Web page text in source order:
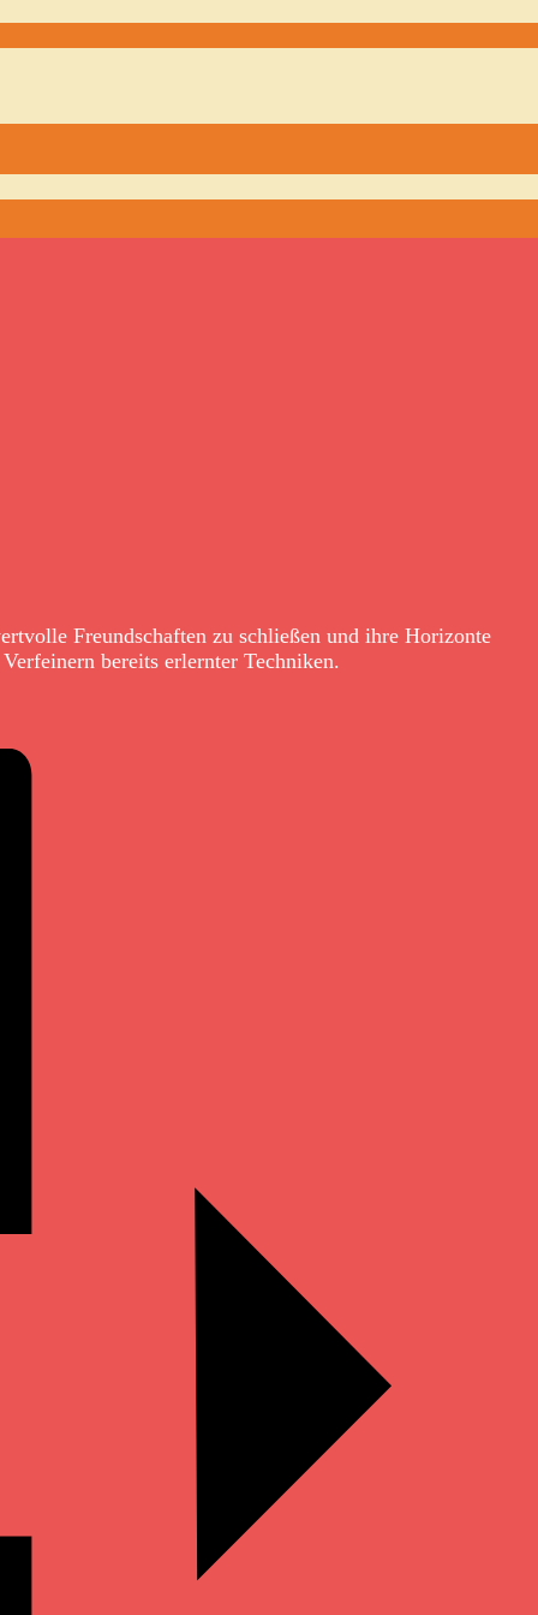
Freundschaften zu schließen und ihre Horizonte
bereits erlernter Techniken.